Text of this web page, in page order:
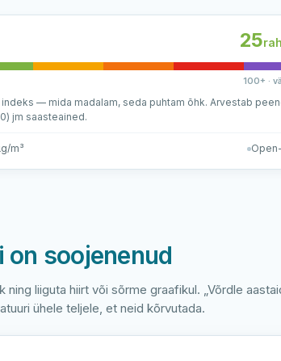
25
100+ ·
— mida madalam, seda puhtam õhk. Arvestab
jm saasteained.
m³
on soojenenud
ning liiguta hiirt või sõrme graafikul. „Võrdle
ühele teljele, et neid kõrvutada.